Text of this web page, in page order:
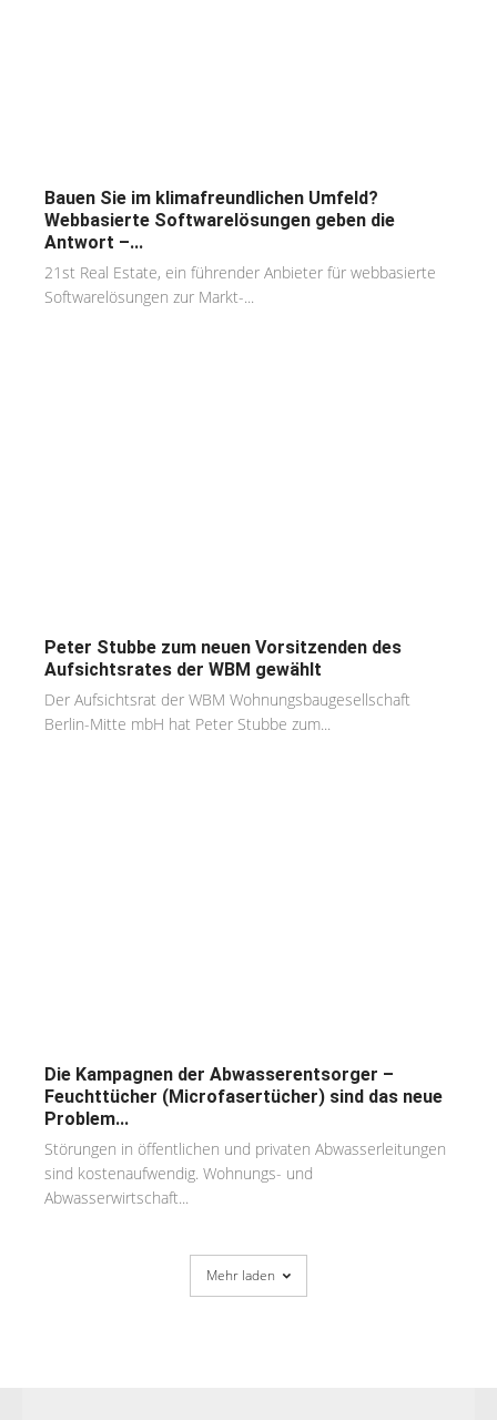
Bauen Sie im klimafreundlichen Umfeld?
Webbasierte Softwarelösungen geben die
Antwort –...
21st Real Estate, ein führender Anbieter für webbasierte
Softwarelösungen zur Markt-...
Peter Stubbe zum neuen Vorsitzenden des
Aufsichtsrates der WBM gewählt
Der Aufsichtsrat der WBM Wohnungsbaugesellschaft
Berlin-Mitte mbH hat Peter Stubbe zum...
Die Kampagnen der Abwasserentsorger –
Feuchttücher (Microfasertücher) sind das neue
Problem...
Störungen in öffentlichen und privaten Abwasserleitungen
sind kostenaufwendig. Wohnungs- und
Abwasserwirtschaft...
Mehr laden